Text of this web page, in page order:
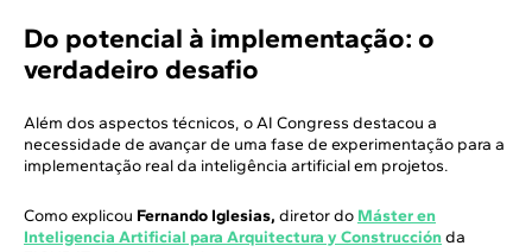
Do potencial à implementação: o
verdadeiro desafio
Além dos aspectos técnicos, o AI Congress destacou a
necessidade de avançar de uma fase de experimentação para a
implementação real da inteligência artificial em projetos.
Como explicou Fernando Iglesias, diretor do Máster en
Inteligencia Artificial para Arquitectura y Construcciónda